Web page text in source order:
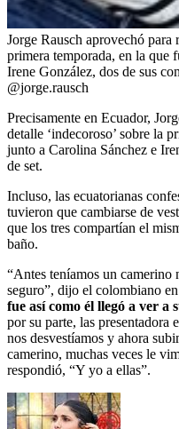
Jorge Rausch aprovechó
primera temporada, en la que
Irene González, dos de sus
@jorge.rausch
Precisamente en Ecuador,
detalle ‘indecoroso’ sobre la
junto a Carolina Sánchez e
de set.
Incluso, las ecuatorianas
tuvieron que cambiarse de
que los tres compartían el
baño.
“Antes teníamos un camerino
seguro”, dijo el colombiano
fue así como él llegó a ver a
por su parte, las presentadora
nos desvestíamos y ahora
camerino, muchas veces le
respondió, “Y yo a ellas”.